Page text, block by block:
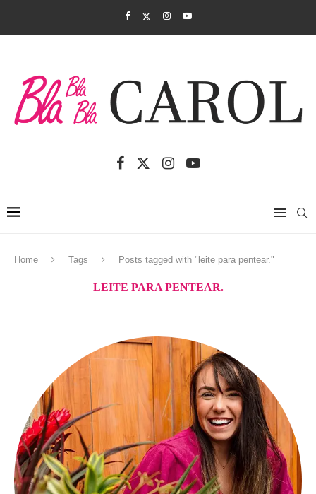
Home Tags Posts tagged with "leite para pentear."
LEITE PARA PENTEAR.